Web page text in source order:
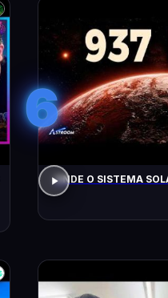
6
ONDE O SISTEMA